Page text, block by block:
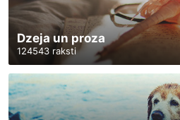
Dzeja un proza
124543 raksti